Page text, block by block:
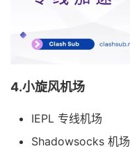
4.小旋风机场
IEPL 专线机场
Shadowsocks 机场